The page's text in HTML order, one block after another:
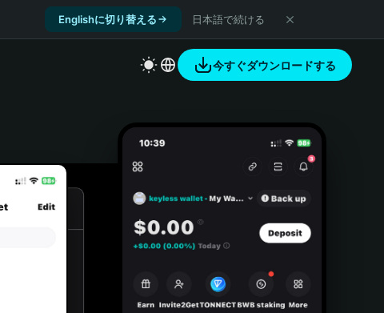
Englishに切り替える 日本語で続ける
今すぐダウンロードする